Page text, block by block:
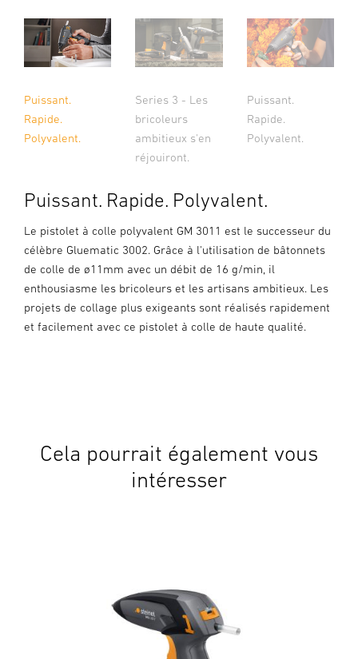
Puissant.
Rapide.
Polyvalent.
Series 3 - Les
bricoleurs
ambitieux s'en
réjouiront.
Puissant.
Rapide.
Polyvalent.
Puissant. Rapide. Polyvalent.
Le pistolet à colle polyvalent GM 3011 est le successeur du
célèbre Gluematic 3002. Grâce à l'utilisation de bâtonnets
de colle de ø11mm avec un débit de 16 g/min, il
enthousiasme les bricoleurs et les artisans ambitieux. Les
projets de collage plus exigeants sont réalisés rapidement
et facilement avec ce pistolet à colle de haute qualité.
Cela pourrait également vous
intéresser